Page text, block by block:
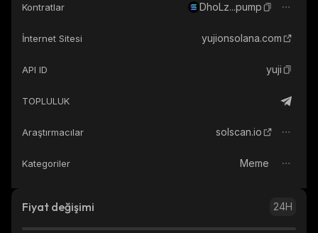
Kontratlar DhoLz...pump
İnternet Sitesi yujionsolana.com
API ID yuji
TOPLULUK
Araştırmacılar solscan.io
Kategoriler Meme
Fiyat değişimi 24H